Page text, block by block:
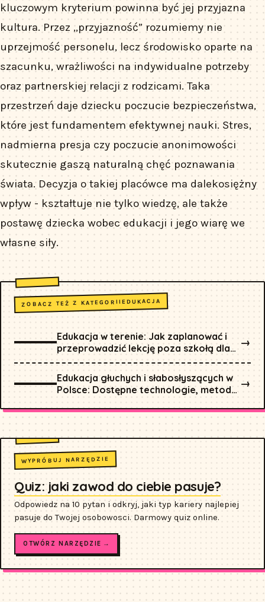
kluczowym kryterium powinna być jej przyjazna
kultura. Przez „przyjazność” rozumiemy nie
uprzejmość personelu, lecz środowisko oparte na
szacunku, wrażliwości na indywidualne potrzeby
oraz partnerskiej relacji z rodzicami. Taka
przestrzeń daje dziecku poczucie bezpieczeństwa,
które jest fundamentem efektywnej nauki. Stres,
nadmierna presja czy poczucie anonimowości
skutecznie gaszą naturalną chęć poznawania
świata. Decyzja o takiej placówce ma dalekosiężny
wpływ - kształtuje nie tylko wiedzę, ale także
postawę dziecka wobec edukacji i jego wiarę we
własne siły.
ZOBACZ TEŻ Z KATEGORIIEDUKACJA
Edukacja w terenie: Jak zaplanować i
przeprowadzić lekcję poza szkołą dla
każdego przedmiotu?
→
Edukacja głuchych i słabosłyszących w
Polsce: Dostępne technologie, metody
→
WYPRÓBUJ NARZĘDZIE
Quiz: jaki zawod do ciebie pasuje?
Odpowiedz na 10 pytan i odkryj, jaki typ kariery najlepiej
pasuje do Twojej osobowosci. Darmowy quiz online.
OTWÓRZ NARZĘDZIE →